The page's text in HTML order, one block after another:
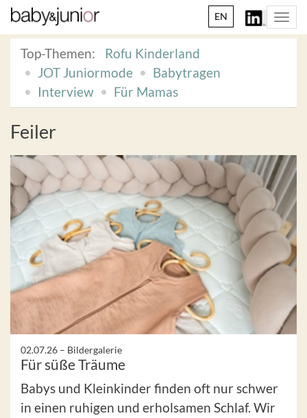
EN
Top-Themen:
Rofu Kinderland
JOT Juniormode
Babytragen
Interview
Für Mamas
Feiler
02.07.26 – Bildergalerie
Für süße Träume
Babys und Kleinkinder finden oft nur schwer
in einen ruhigen und erholsamen Schlaf. Wir